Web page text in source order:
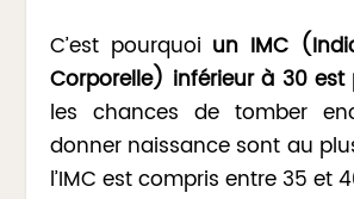
C’est pourquoi un IMC
Corporelle) inférieur à 30 est
les chances de tomber
donner naissance sont au
l’IMC est compris entre 35 et